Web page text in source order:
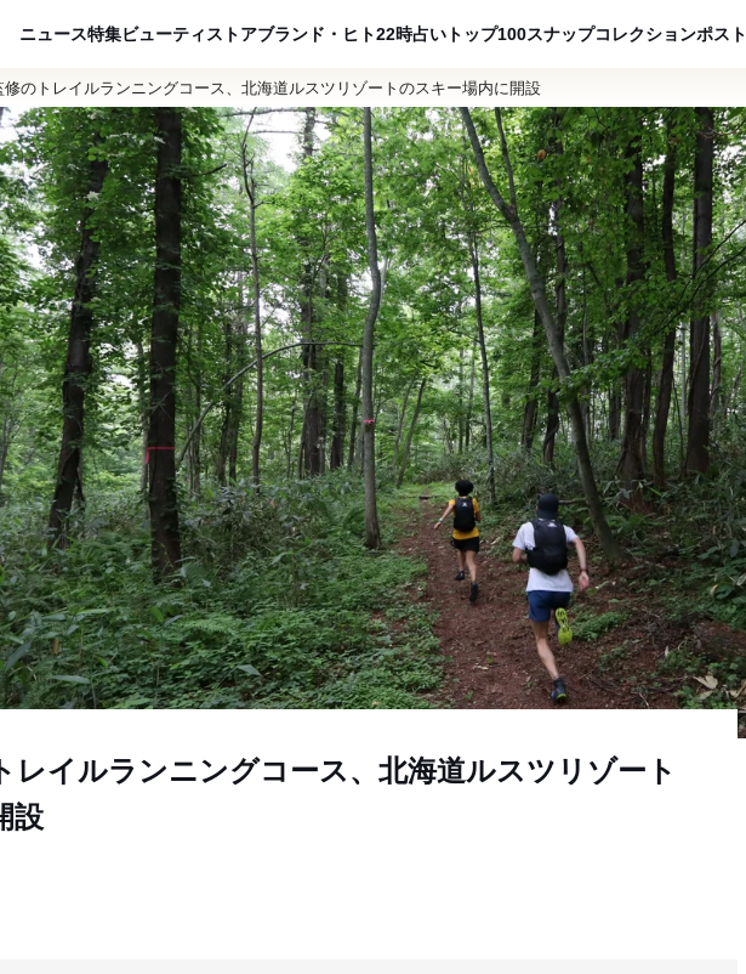
ニュース特集ビューティ ストアブランド・ヒト22時占い トップ100スナップコレクションポスト
修のトレイルランニングコース、北海道ルスツリゾートのスキー場内に開設
レイルランニングコース、北海道ルスツリゾート
設